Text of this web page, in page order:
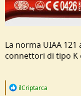
La norma UIAA
connettori di tipo K
RilCriptarca